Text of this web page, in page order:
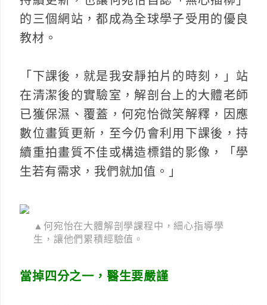
的三個網站，都成為全球學子受用的優良
教材。
「下課後，就是我安靜拍片的時刻，」站
在清潔後的實驗室，解剖台上的大體老師
已獲保濕、覆蓋，何宛怡微笑解釋，因應
數位畫質更新，至今仍會利用下課後，持
續重拍畫質不佳或構造標錯的影像，「學
生若有需求，我們就加值。」
▲何宛怡在大體解剖學課程中，細心指導學
生，讓他們累積經驗值。
當掉四分之一，醫生要嚴謹